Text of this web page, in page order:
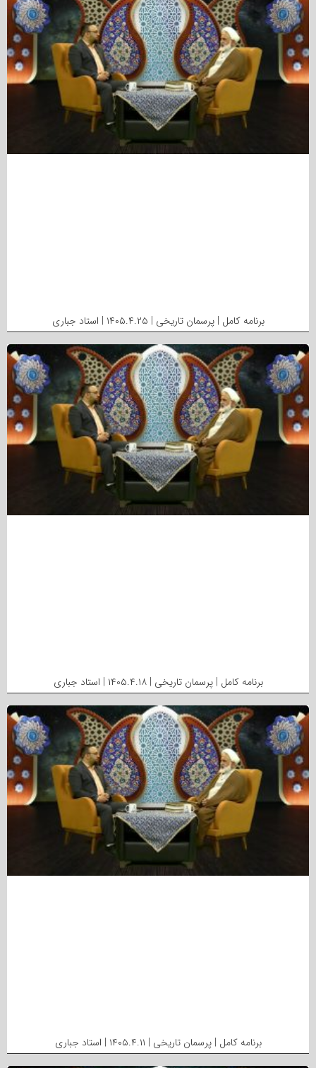
برنامه کامل | پرسمان تاریخی | ۱۴۰۵.۴.۲۵ | استاد جباری
برنامه کامل | پرسمان تاریخی | ۱۴۰۵.۴.۱۸ | استاد جباری
برنامه کامل | پرسمان تاریخی | ۱۴۰۵.۴.۱۱ | استاد جباری